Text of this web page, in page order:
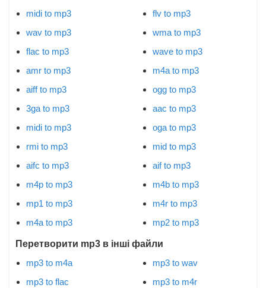
midi to mp3
wav to mp3
flac to mp3
amr to mp3
aiff to mp3
3ga to mp3
midi to mp3
rmi to mp3
aifc to mp3
m4p to mp3
mp1 to mp3
m4a to mp3
flv to mp3
wma to mp3
wave to mp3
m4a to mp3
ogg to mp3
aac to mp3
oga to mp3
mid to mp3
aif to mp3
m4b to mp3
m4r to mp3
mp2 to mp3
Перетворити mp3 в інші файли
mp3 to m4a
mp3 to flac
mp3 to wav
mp3 to m4r